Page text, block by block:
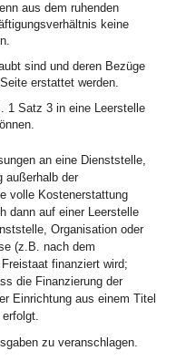
aus dem ruhenden
keine
sind und deren Bezüge
erstattet werden.
1 Satz 3 in eine Leerstelle
an eine Dienststelle,
außerhalb der
volle Kostenerstattung
dann auf einer Leerstelle
Organisation oder
(z.B. nach dem
finanziert wird;
die Finanzierung der
Einrichtung aus einem Titel
zu veranschlagen.